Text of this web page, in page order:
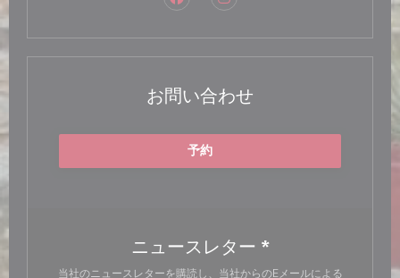
Facebook ((新しいウィンドウで開
Instagram ((新しいウィン
お問い合わせ
予約
ニュースレター *
当社のニュースレターを購読し、当社からのEメールによる